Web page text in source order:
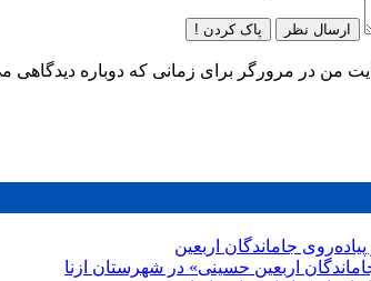
ارسال نظر پاک کردن !
من در مرورگر برای زمانی که دوباره دیدگاهی
جاماندگان اربعین
اربعین حسینی» در شهرستان ازنا